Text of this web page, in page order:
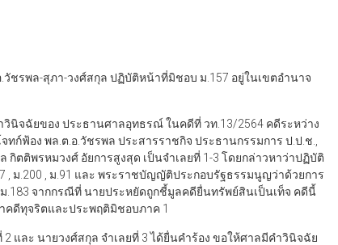
ชรพล-สุภา-วงศ์สกุล ปฏิบัติหน้าที่มิชอบ ม.157 อยู่ในเขตอำนาจ
วินิจฉัยของ ประธานศาลอุทธรณ์ ในคดีที่ วท.13/2564 คดีระหว่าง
ทก์ฟ้อง พล.ต.อ.วัชรพล ประสารราชกิจ ประธานกรรมการ ป.ป.ช.,
กิตติพรหมวงศ์ อัยการสูงสุด เป็นจำเลยที่ 1-3 โดยกล่าวหาว่าปฏิบัติ
ม.200 , ม.91 และ พระราชบัญญัติประกอบรัฐธรรมนูญว่าด้วยการ
.183 จากกรณีที่ นายประหยัดถูกชี้มูลคดียื่นทรัพย์สินเป็นเท็จ คดีนี้
คดีทุจริตและประพฤติมิชอบภาค 1
และ นายวงศ์สกุล จำเลยที่ 3 ได้ยื่นคำร้อง ขอให้ศาลมีคำวินิจฉัย